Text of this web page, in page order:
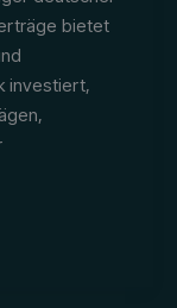
bietet
investiert,